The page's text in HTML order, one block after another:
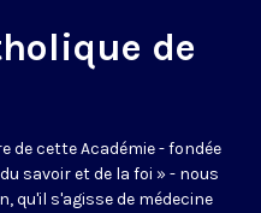
de
de cette Académie - fondée
savoir et de la foi » - nous
qu'il s'agisse de médecine